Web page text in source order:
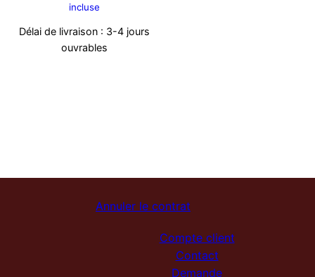
incluse
Délai de livraison : 3-4 jours
ouvrables
Annuler le contrat
Compte client
Contact
Demande